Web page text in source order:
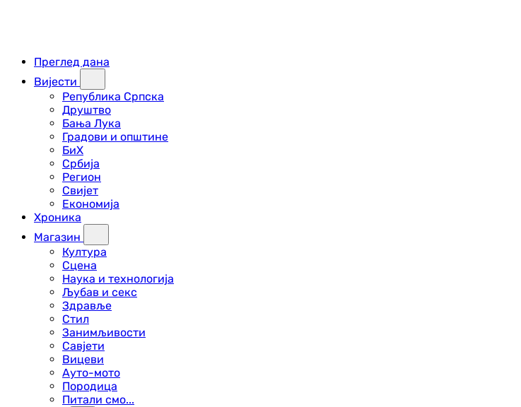
Преглед дана
Вијести
Република Српска
Друштво
Бања Лука
Градови и општине
БиХ
Србија
Регион
Свијет
Економија
Хроника
Магазин
Култура
Сцена
Наука и технологија
Љубав и секс
Здравље
Стил
Занимљивости
Савјети
Вицеви
Ауто-мото
Породица
Питали смо...